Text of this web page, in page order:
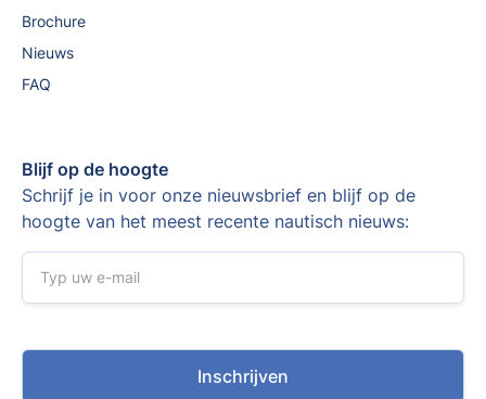
Brochure
Nieuws
FAQ
Blijf op de hoogte
Schrijf je in voor onze nieuwsbrief en blijf op de
hoogte van het meest recente nautisch nieuws: